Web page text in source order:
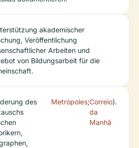
akademischer
Veröffentlichung
Arbeiten und
von Bildungsarbeit für die
des
Metrópoles;Correio
da
Manhã
).